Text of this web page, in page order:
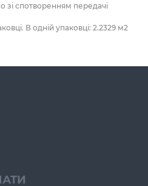
зі спотворенням передачі
В одній упаковці: 2.2329 м2